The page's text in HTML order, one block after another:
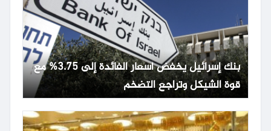
بنك إسرائيل يخفض أسعار الفائدة إلى 3.75% مع
قوة الشيكل وتراجع التضخم